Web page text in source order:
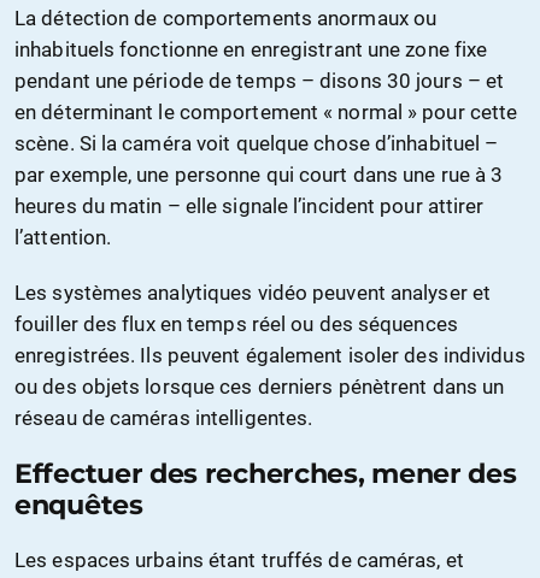
La détection de comportements anormaux ou
inhabituels fonctionne en enregistrant une zone fixe
pendant une période de temps – disons 30 jours – et
en déterminant le comportement « normal » pour cette
scène. Si la caméra voit quelque chose d’inhabituel –
par exemple, une personne qui court dans une rue à 3
heures du matin – elle signale l’incident pour attirer
l’attention.
Les systèmes analytiques vidéo peuvent analyser et
fouiller des flux en temps réel ou des séquences
enregistrées. Ils peuvent également isoler des individus
ou des objets lorsque ces derniers pénètrent dans un
réseau de caméras intelligentes.
Effectuer des recherches, mener des
enquêtes
Les espaces urbains étant truffés de caméras, et